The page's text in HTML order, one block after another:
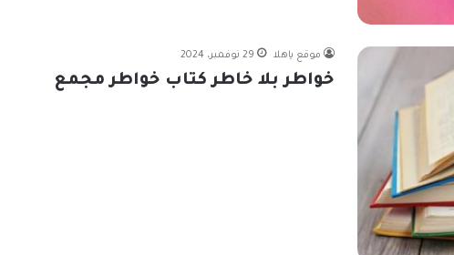
موقع ياهلا 29 نوفمبر، 2024
خواطر بلا خاطر كتاب خواطر مجمع